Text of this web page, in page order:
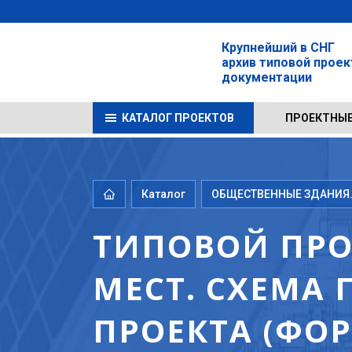
Крупнейший в СНГ
архив типовой
документации
КАТАЛОГ ПРОЕКТОВ
Каталог ОБЩЕСТВЕННЫЕ
ТИПОВОЙ
МЕСТ. СХЕМА
ПРОЕКТА